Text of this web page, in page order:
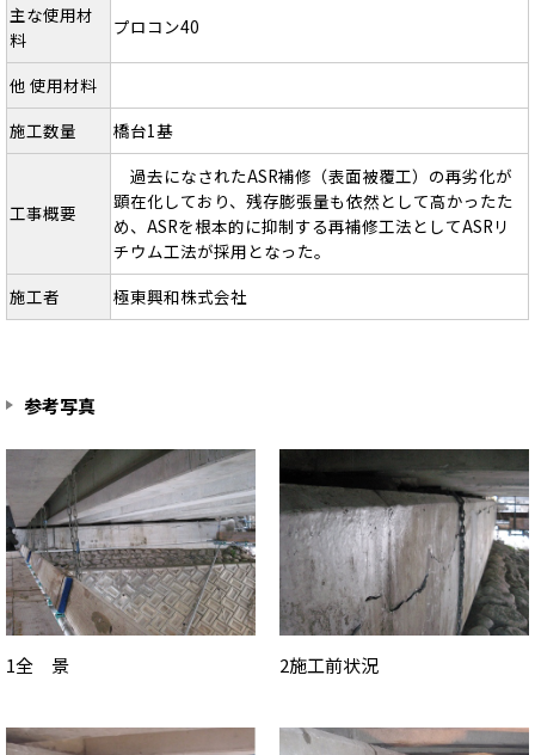
主な使用材
料
プロコン40
他 使用材料
施工数量
橋台1基
工事概要
過去になされたASR補修（表面被覆工）の再劣化が
顕在化しており、残存膨張量も依然として高かったた
め、ASRを根本的に抑制する再補修工法としてASRリ
チウム工法が採用となった。
施工者
極東興和株式会社
参考写真
1全 景 2施工前状況